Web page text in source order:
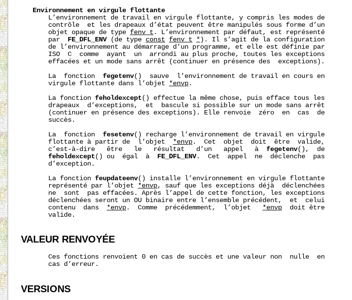
Environnement
en virgule flottante
       L’environnement de travail en virgule flottante, y compris les modes de
       contrôle  et les drapeaux d’état peuvent être manipulés sous forme d’un
       objet opaque de type
fenv_t . L’environnement par défaut, est représenté
       par
FE_DFL_ENV (de type const fenv_t * ). Il s’agit de la configuration
       de l’environnement au démarrage d’un programme, et elle est définie par
       ISO  C  comme  ayant  un  arrondi au plus proche, toutes les exceptions
       effacées et un mode sans arrêt (continuer en présence des  exceptions).
       La  fonction
fegetenv()  sauve  l’environnement de travail en cours en
       virgule flottante dans l’objet
*envp .
       La fonction
feholdexcept () effectue la même chose, puis efface tous les
       drapeaux  d’exceptions,  et  bascule si possible sur un mode sans arrêt
       (continuer en présence des exceptions). Elle renvoie  zéro  en  cas  de
       succès.
       La  fonction
fesetenv() recharge l’environnement de travail en virgule
       flottante à partir de  l’objet
*envp .  Cet  objet  doit  être  valide,
       c’est-à-dire   être   le   résultat   d’un   appel   à
fegetenv(),  de
feholdexcept () ou  égal  à FE_DFL_ENV.  Cet  appel  ne  déclenche  pas
       d’exception.
       La fonction
feupdateenv() installe l’environnement en virgule flottante
       représenté par l’objet
*envp, sauf que les exceptions déjà  déclenchées
       ne  sont  pas effacées. Après l’appel de cette fonction, les exceptions
       déclenchées seront un OU binaire entre l’ensemble précédent,  et  celui
       contenu  dans
*envp .  Comme  précédemment,  l’objet *envp
  doit être
       valide.
VALEUR RENVOYÉE
       Ces fonctions renvoient 0 en cas de succès et une valeur non  nulle  en
       cas d’erreur.
VERSIONS